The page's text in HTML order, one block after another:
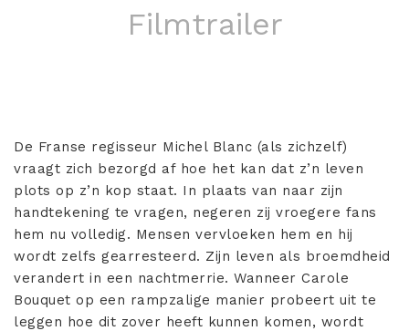
Filmtrailer
De Franse regisseur Michel Blanc (als zichzelf)
vraagt zich bezorgd af hoe het kan dat z’n leven
plots op z’n kop staat. In plaats van naar zijn
handtekening te vragen, negeren zij vroegere fans
hem nu volledig. Mensen vervloeken hem en hij
wordt zelfs gearresteerd. Zijn leven als broemdheid
verandert in een nachtmerrie. Wanneer Carole
Bouquet op een rampzalige manier probeert uit te
leggen hoe dit zover heeft kunnen komen, wordt